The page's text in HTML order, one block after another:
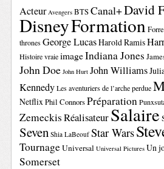
Acteur Avengers BTSCanal+David
DisneyFormation
thrones George LucasHarold Ramis
Histoire vraie imageIndiana Jones
John Doe John Hurt John Williams
Kennedy Les aventuriers de l’arche perdue
NetflixPhil ConnorsPréparation
ZemeckisRéalisateurSalaire
Seven Shia LaBeouf Star Wars
TournageUniversal Universal Pictures Un
Somerset